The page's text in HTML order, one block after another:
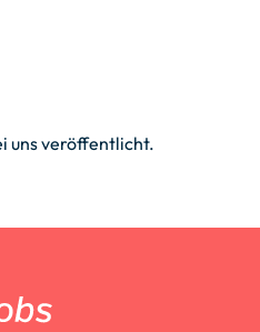
uns veröffentlicht.